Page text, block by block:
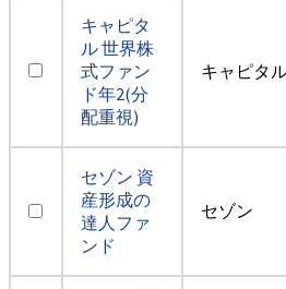
キャピタ
ル 世界株
式ファン
ド年2(分
配重視)
キャピタ
セゾン 資
産形成の
達人ファ
ンド
セゾン